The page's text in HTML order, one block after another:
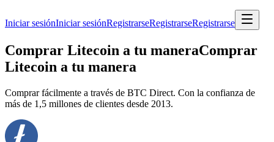
Iniciar sesiónIniciar sesiónRegistrarseRegistrarseRegistrarse
Comprar Litecoin a tu maneraComprar
Litecoin a tu manera
Comprar fácilmente a través de BTC Direct. Con la confianza de
más de 1,5 millones de clientes desde 2013.